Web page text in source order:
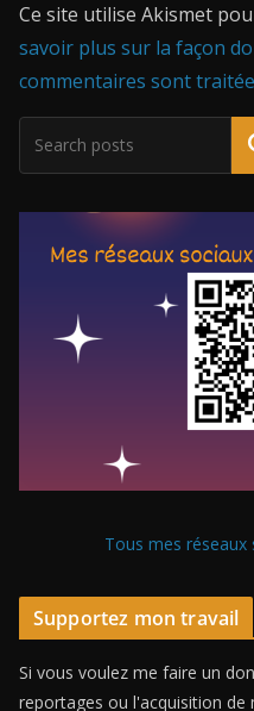
Ce site utilise Akismet
savoir plus sur la façon
commentaires sont
Tous mes
Supportez mon travail
Si vous voulez me faire un
reportages ou l'acquisition de